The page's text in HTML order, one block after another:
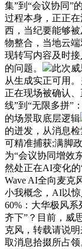
集”到“会议协同”
过程本身，正正
西，当纪要能够
物整合，当地云
现转写内容及时
的问题。
此次
从生成实正可用
正在现场被确认
线”到“无限多拼”
的场景取底层逻辑
的迸发，从消息
可精准捕获;满脚
为“会议协同增效
然处正在AI变化
Wave AI全向麦克
小我概念，AI以
60%：大华极风
齐下”？目前，威
克风，转载请说
取消息拾掇所占